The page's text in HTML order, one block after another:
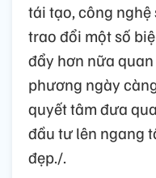
tái tạo, công nghệ
trao đổi một số
đẩy hơn nữa
phương ngày
quyết tâm đưa
đầu tư lên ngang
đẹp./.